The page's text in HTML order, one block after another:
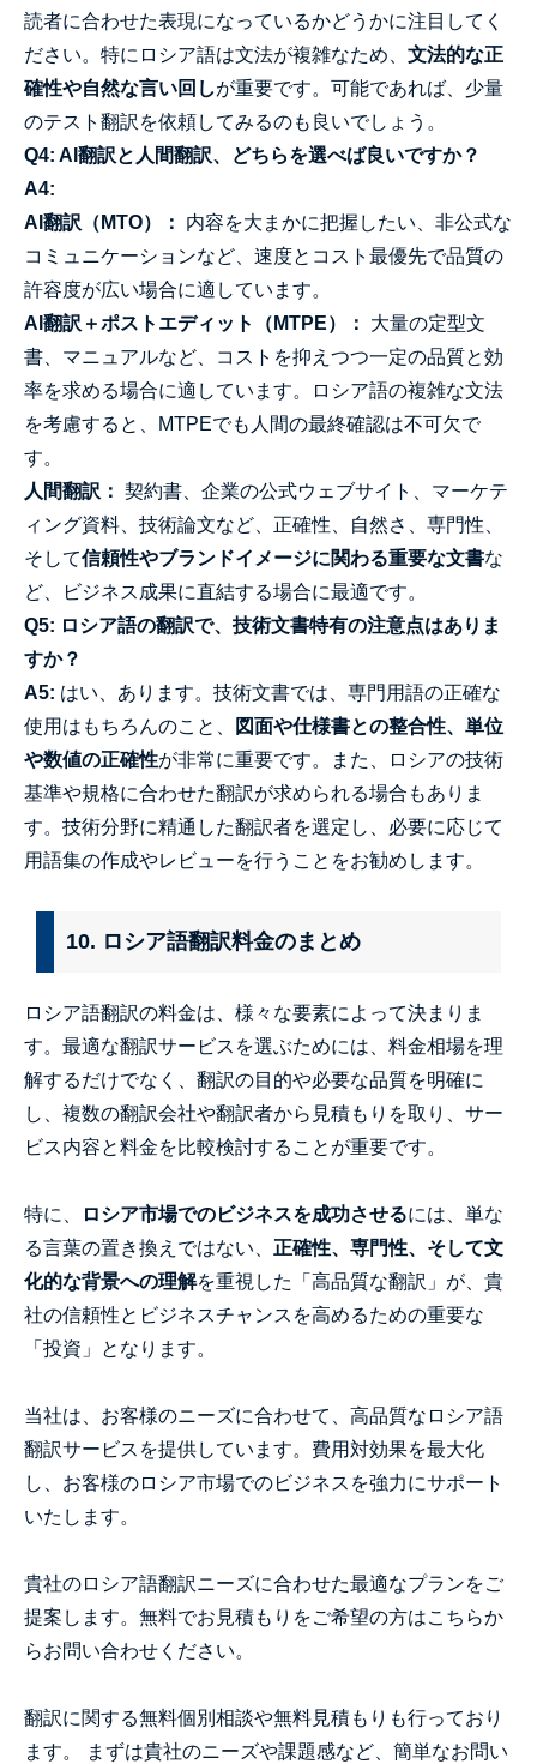
読者に合わせた表現になっているかどうかに注目してく
ださい。特にロシア語は文法が複雑なため、 文法的な正
確性や自然な言い回しが重要です。可能であれば、少量
のテスト翻訳を依頼してみるのも良いでしょう。
Q4: AI翻訳と人間翻訳、どちらを選べば良いですか？
A4:
AI翻訳（MTO）：
内容を大まかに把握したい、非公式な
コミュニケーションなど、速度とコスト最優先で品質の
許容度が広い場合に適しています。
AI翻訳＋ポストエディット（MTPE）：
大量の定型文
書、マニュアルなど、コストを抑えつつ一定の品質と効
率を求める場合に適しています。ロシア語の複雑な文法
を考慮すると、MTPEでも人間の最終確認は不可欠で
す。
人間翻訳： 契約書、企業の公式ウェブサイト、マーケテ
ィング資料、技術論文など、正確性、自然さ、専門性、
そして信頼性やブランドイメージに関わる重要な文書な
ど、ビジネス成果に直結する場合に最適です。
Q5: ロシア語の翻訳で、技術文書特有の注意点はありま
すか？
A5: はい、あります。技術文書では、専門用語の正確な
使用はもちろんのこと、
図面や仕様書との整合性、単位
や数値の正確性が非常に重要です。また、ロシアの技術
基準や規格に合わせた翻訳が求められる場合もありま
す。技術分野に精通した翻訳者を選定し、必要に応じて
用語集の作成やレビューを行うことをお勧めします。
10. ロシア語翻訳料金のまとめ
ロシア語翻訳の料金は、様々な要素によって決まりま
す。最適な翻訳サービスを選ぶためには、料金相場を理
解するだけでなく、翻訳の目的や必要な品質を明確に
し、複数の翻訳会社や翻訳者から見積もりを取り、サー
ビス内容と料金を比較検討することが重要です。
特に、 ロシア市場でのビジネスを成功させるには、単な
る言葉の置き換えではない、 正確性、専門性、そして文
化的な背景への理解を重視した「高品質な翻訳」が、貴
社の信頼性とビジネスチャンスを高めるための重要な
「投資」となります。
当社は、お客様のニーズに合わせて、高品質なロシア語
翻訳サービスを提供しています。費用対効果を最大化
し、お客様のロシア市場でのビジネスを強力にサポート
いたします。
貴社のロシア語翻訳ニーズに合わせた最適なプランをご
提案します。無料でお見積もりをご希望の方はこちらか
らお問い合わせください。
翻訳に関する無料個別相談や無料見積もりも行っており
ます。 まずは貴社のニーズや課題感など、簡単なお問い